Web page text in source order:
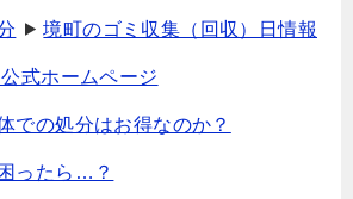
境町のゴミ収集（回収）日情報
式ホームページ
での処分はお得なのか？
ったら…？